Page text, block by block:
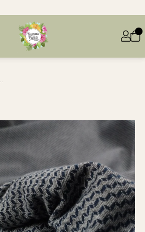
(EN 140 CM X BOY 310 CM)